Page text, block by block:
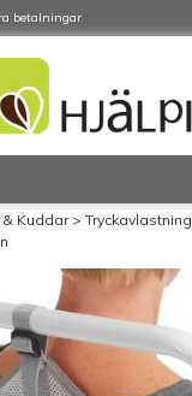
betalningar
& Kuddar> Tryckavlastning